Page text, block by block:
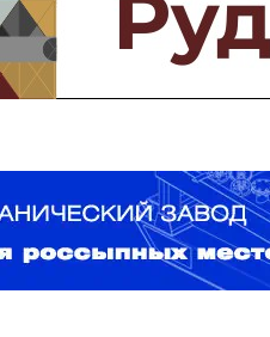
Предприятия и компании
Интервью
Выставки, Конференции